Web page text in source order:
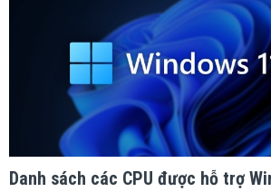
Danh sách các CPU được hỗ trợ